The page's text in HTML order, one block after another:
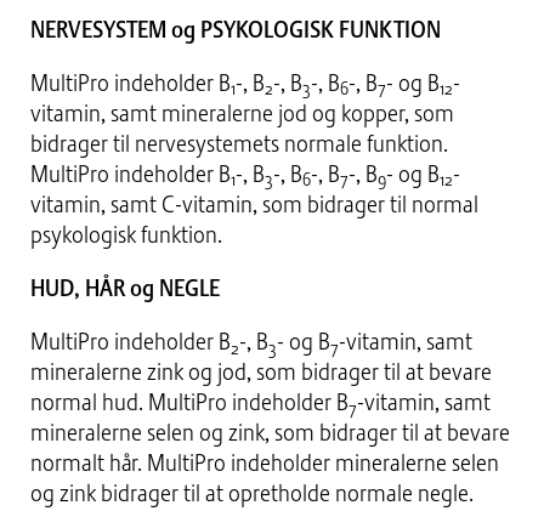
NERVESYSTEM og PSYKOLOGISK FUNKTION
MultiPro indeholder B1-, B2-, B3-, B6-, B7- og B12-
vitamin, samt mineralerne jod og kopper, som
bidrager til nervesystemets normale funktion.
MultiPro indeholder B1-, B3-, B6-, B7-, B9- og B12-
vitamin, samt C-vitamin, som bidrager til normal
psykologisk funktion.
HUD, HÅR og NEGLE
MultiPro indeholder B2-, B3- og B7-vitamin, samt
mineralerne zink og jod, som bidrager til at bevare
normal hud. MultiPro indeholder B7-vitamin, samt
mineralerne selen og zink, som bidrager til at bevare
normalt hår. MultiPro indeholder mineralerne selen
og zink bidrager til at opretholde normale negle.